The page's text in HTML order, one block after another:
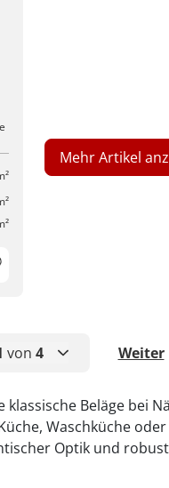
Mehr Artikel
von 4
2
Weiter
Beläge
Waschküche
Optik und